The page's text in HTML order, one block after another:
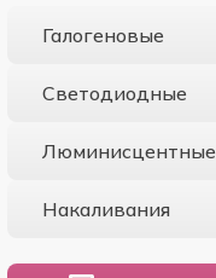
Галогеновые
Светодиодные
Люминисцентные
Накаливания